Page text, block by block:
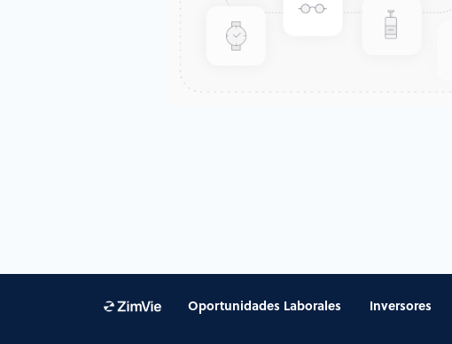
Oportunidades Laborales Inversores